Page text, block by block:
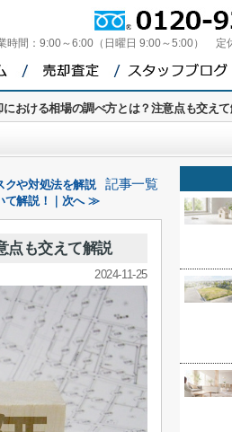
時間： 9:00～6:00（日曜日 9:00～5:00） 定
における相場の調べ方とは？注意点も交え
や対処法を解説 記事一覧
て解説！｜次へ ≫
点も交えて解説
2024-11-25